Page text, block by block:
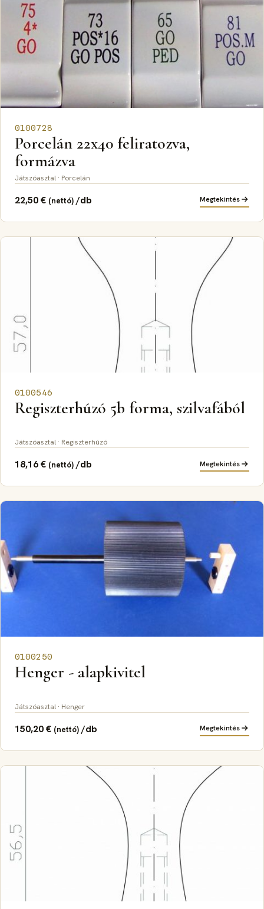
0100728
Porcelán 22x40 feliratozva,
formázva
Játszóasztal · Porcelán
22,50€ (nettó) /db Megtekintés
0100546
Regiszterhúzó 5b forma, szilvafából
Játszóasztal · Regiszterhúzó
18,16€ (nettó) /db Megtekintés
0100250
Henger - alapkivitel
Játszóasztal · Henger
150,20€ (nettó) /db Megtekintés